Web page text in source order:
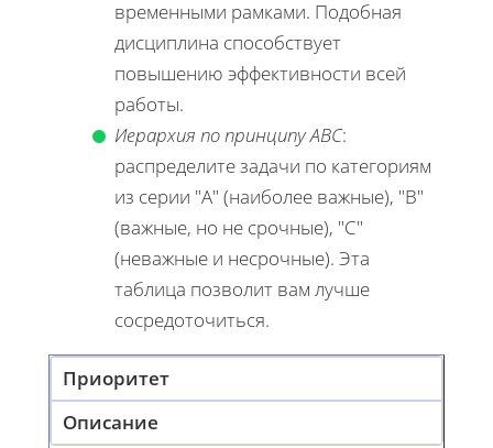
временными рамками. Подобная
дисциплина способствует
повышению эффективности всей
работы.
Иерархия по принципу АВС:
распределите задачи по категориям
из серии "А" (наиболее важные), "B"
(важные, но не срочные), "C"
(неважные и несрочные). Эта
таблица позволит вам лучше
сосредоточиться.
Приоритет
Описание